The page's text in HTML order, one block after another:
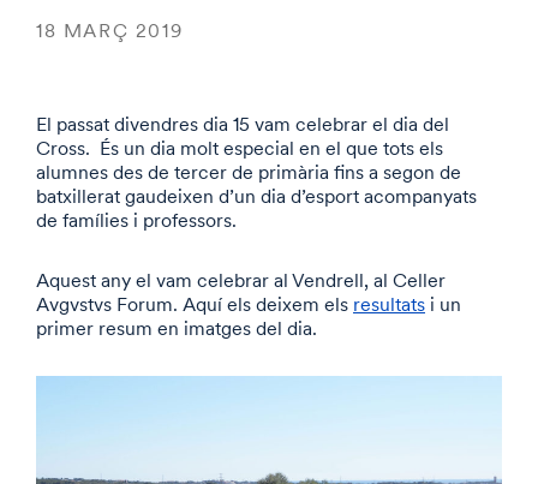
18 MARÇ 2019
El passat divendres dia 15 vam celebrar el dia del
Cross. És un dia molt especial en el que tots els
alumnes des de tercer de primària fins a segon de
batxillerat gaudeixen d’un dia d’esport acompanyats
de famílies i professors.
Aquest any el vam celebrar al Vendrell, al Celler
Avgvstvs Forum. Aquí els deixem els resultats i un
primer resum en imatges del dia.